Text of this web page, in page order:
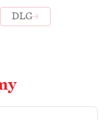
DLG